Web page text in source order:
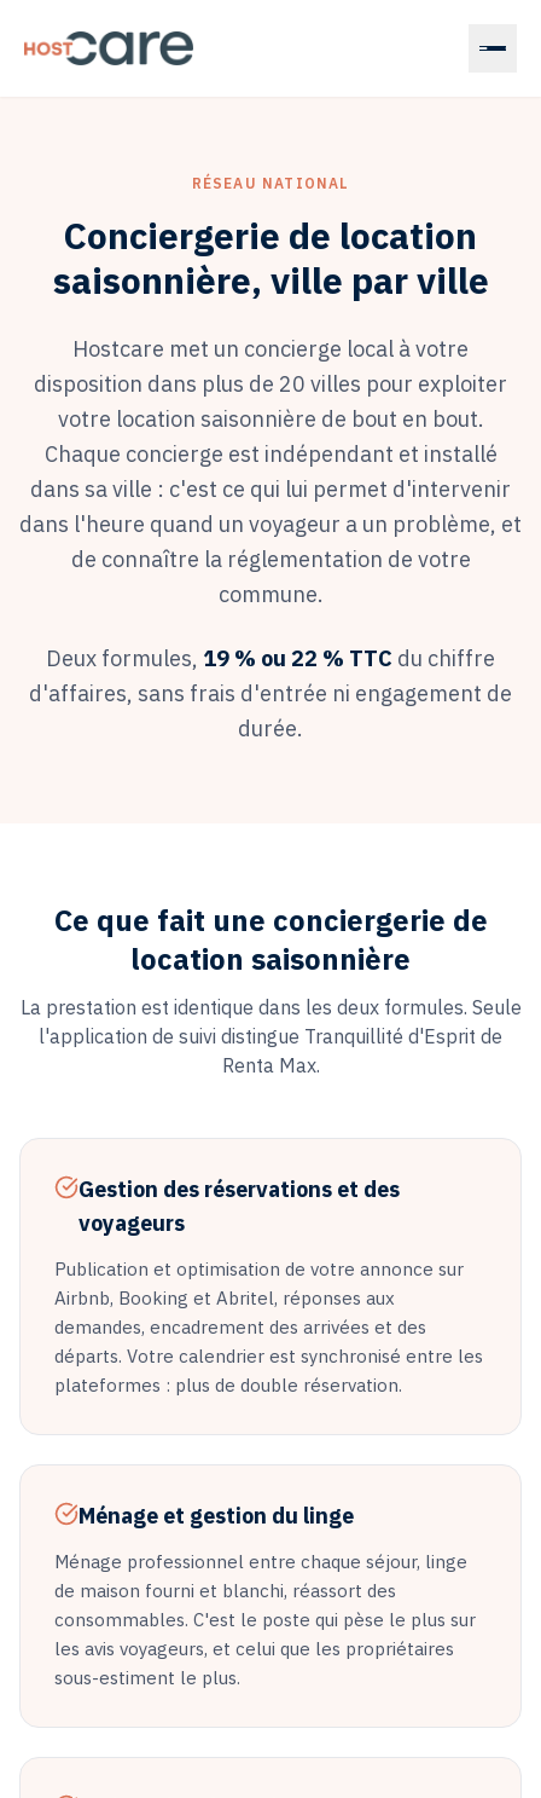
Accueil
Devenir
Magazine
Estimer
mes
revenus
locatifs
logement
RÉSEAU NATIONAL
Conciergerie de location
saisonnière, ville par ville
Hostcare met un concierge local à votre
disposition dans plus de 20 villes pour exploiter
votre location saisonnière de bout en bout.
Chaque concierge est indépendant et installé
dans sa ville : c'est ce qui lui permet d'intervenir
dans l'heure quand un voyageur a un problème, et
de connaître la réglementation de votre
commune.
Deux formules, 19 % ou 22 % TTC du chiffre
d'affaires, sans frais d'entrée ni engagement de
durée.
Ce que fait une conciergerie de
location saisonnière
La prestation est identique dans les deux formules. Seule
l'application de suivi distingue Tranquillité d'Esprit de
Renta Max.
Gestion des réservations et des
voyageurs
Publication et optimisation de votre annonce sur
Airbnb, Booking et Abritel, réponses aux
demandes, encadrement des arrivées et des
départs. Votre calendrier est synchronisé entre les
plateformes : plus de double réservation.
Ménage et gestion du linge
Ménage professionnel entre chaque séjour, linge
de maison fourni et blanchi, réassort des
consommables. C'est le poste qui pèse le plus sur
les avis voyageurs, et celui que les propriétaires
sous-estiment le plus.